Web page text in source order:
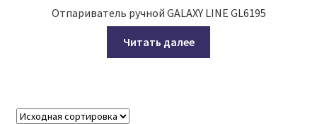
Отпариватель ручной GALAXY LINE GL6195
Читать далее